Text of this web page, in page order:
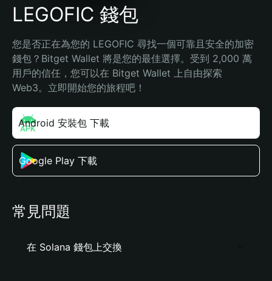
LEGOFIC 錢包
您是否正在為您的 LEGOFIC 尋找一個可靠且安全的加密
錢包？Bitget Wallet 將是您的最佳選擇。受到 2,000 萬
用戶的信任，您可以在 Bitget Wallet 上自由探索
Web3。立即開始您的旅程吧！
Android 安裝包 下載
Google Play 下載
常見問題
在 Solana 錢包上交換